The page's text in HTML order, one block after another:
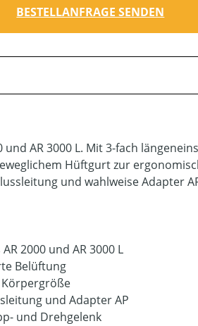
BESTELLANFRAGE SENDEN
AR 3000 L. Mit 3-fach
Hüftgurt zur
und wahlweise Adapter
2000 und AR 3000 L
Belüftung
und Adapter AP
und Drehgelenk